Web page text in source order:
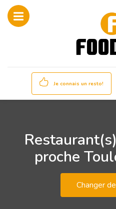
Je connais un resto!
proche
Changer